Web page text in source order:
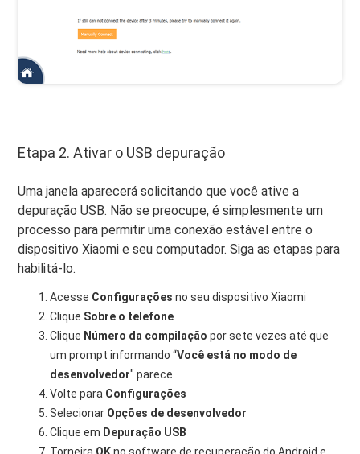
Etapa 2. Ativar o USB depuração
Uma janela aparecerá solicitando que você ative a
depuração USB. Não se preocupe, é simplesmente um
processo para permitir uma conexão estável entre o
dispositivo Xiaomi e seu computador. Siga as etapas para
habilitá-lo.
Acesse Configuraçõesno seu dispositivo Xiaomi
Clique Sobre o telefone
Clique Número da compilaçãopor sete vezes até que
um prompt informando “Você está no modo de
desenvolvedor" parece.
Volte para Configurações
Selecionar Opções de desenvolvedor
Clique em Depuração USB